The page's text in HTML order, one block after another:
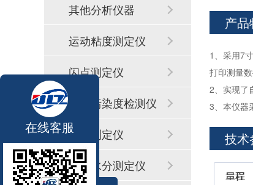
产品
1、采用7
打印测量数
2、实现了
3、本仪器
技术
器
其他分析仪器
运动粘度测定仪
闪点测定仪
颗粒污染度检测仪
酸值测定仪
微量水分测定仪
在线客服